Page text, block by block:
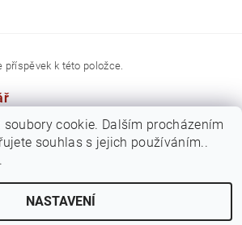
příspěvek k této položce.
cookie. Dalším procházením
souhlas s jejich používáním..
.
NASTAVENÍ